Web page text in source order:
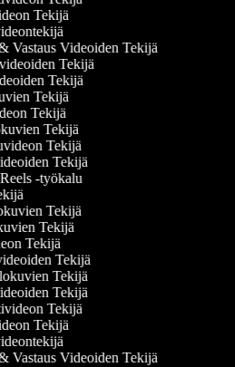
Tekijä
Vastaus Videoiden Tekijä
Tekijä
Tekijä
Tekijä
Tekijä
Tekijä
Tekijä
Tekijä
Reels -työkalu
Tekijä
Tekijä
Tekijä
Tekijä
Tekijä
Tekijä
Tekijä
Tekijä
Vastaus Videoiden Tekijä